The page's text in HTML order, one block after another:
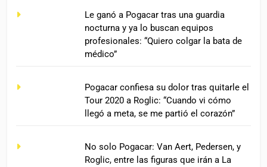
Le ganó a Pogacar tras una guardia
nocturna y ya lo buscan equipos
profesionales: “Quiero colgar la bata de
médico”
Pogacar confiesa su dolor tras quitarle el
Tour 2020 a Roglic: “Cuando vi cómo
llegó a meta, se me partió el corazón”
No solo Pogacar: Van Aert, Pedersen, y
Roglic, entre las figuras que irán a La